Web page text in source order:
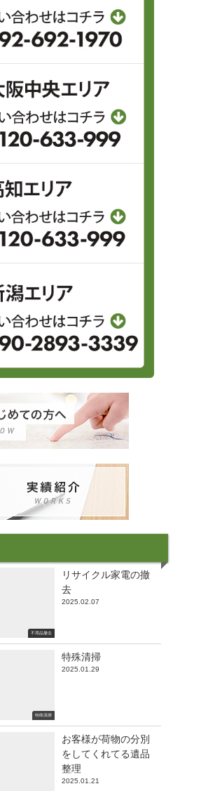
不用品撤去
リサイクル家電の撤
去
2025.02.07
特殊清掃
特殊清掃
2025.01.29
お客様が荷物の分別
をしてくれてる遺品
整理
2025.01.21